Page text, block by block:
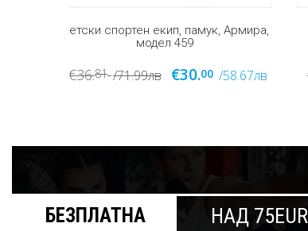
Детски памучен спортен екип,
Армира, модел 485
€40.00 /78.23лв €31.00 /60.63лв
БЕЗПЛАТНА
НАД 75EUR